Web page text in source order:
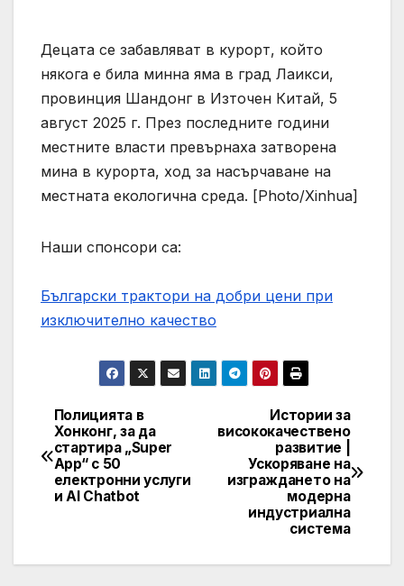
Децата се забавляват в курорт, който
някога е била минна яма в град Лаикси,
провинция Шандонг в Източен Китай, 5
август 2025 г. През последните години
местните власти превърнаха затворена
мина в курорта, ход за насърчаване на
местната екологична среда. [Photo/Xinhua]
Наши спонсори са:
Български трактори на добри цени при
изключително качество
Post
navigation
Истории за
висококачествено
развитие |
Ускоряване на
изграждането на
модерна
индустриална
система
Полицията в
Хонконг, за да
стартира „Super
App“ с 50
електронни услуги
и AI Chatbot